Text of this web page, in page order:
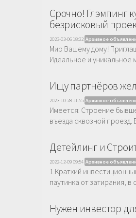
Срочно! Глэмпинг
безрисковый
2023-03-06 18:32 Архивное
Мир Вашему дому!
Идеальное и уникальное
Ищу партнёров
2023-10-28 11:55 Архивное
Имеется: Строение
въезда сквозной проезд.
Детейлинг и
2022-12-09 09:54 Архивное
1.Краткий
паутинка от затирания,
Нужен инвестор